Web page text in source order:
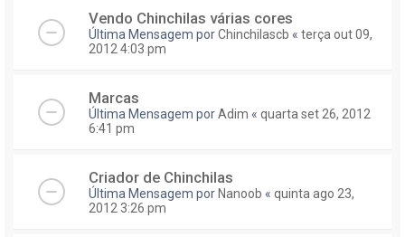
Vendo Chinchilas várias cores
Última Mensagem porChinchilascb « terça out 09,
2012 4:03 pm
Marcas
Última Mensagem porAdim « quarta set 26, 2012
6:41 pm
Criador de Chinchilas
Última Mensagem por Nanoob « quinta ago 23,
2012 3:26 pm